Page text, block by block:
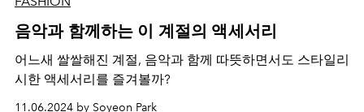
음악과 함께하는 이 계절의 액세서리
어느새 쌀쌀해진 계절, 음악과 함께 따뜻하면서도 스타일리
시한 액세서리를 즐겨볼까?
11.06.2024 by Soyeon Park